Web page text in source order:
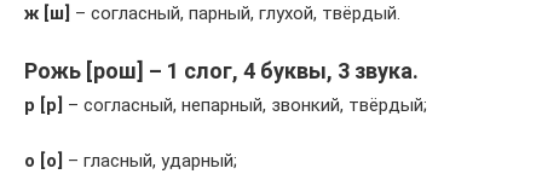
ж [ш] – согласный, парный, глухой, твёрдый.
Рожь [рош] – 1 слог, 4 буквы, 3 звука.
р [р] – согласный, непарный, звонкий, твёрдый;
о [о] – гласный, ударный;